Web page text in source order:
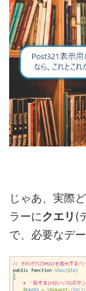
じゃあ、実際
ラーにクエリ (
で、必要なデ